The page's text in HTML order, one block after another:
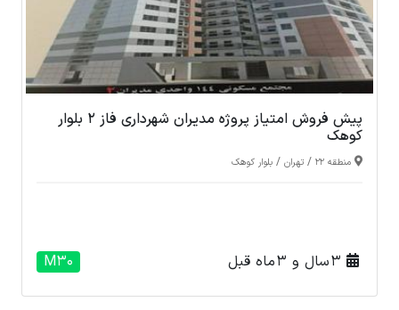
پیش فروش امتیاز پروژه مدیران شهرداری فاز 2 بلوار
کوهک
منطقه 22 / تهران / بلوار کوهک
M30